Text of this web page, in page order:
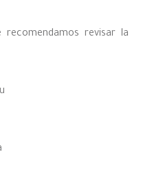
revisar la